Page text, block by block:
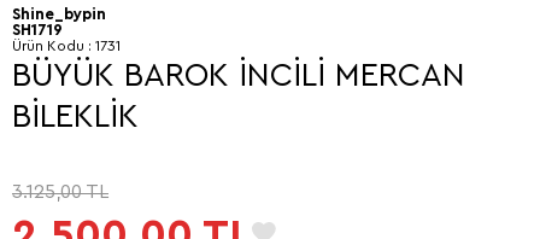
Shine_bypin
SH1719
Ürün Kodu : 1731
BÜYÜK BAROK İNCİLİ MERCAN
BİLEKLİK
3.125,00TL